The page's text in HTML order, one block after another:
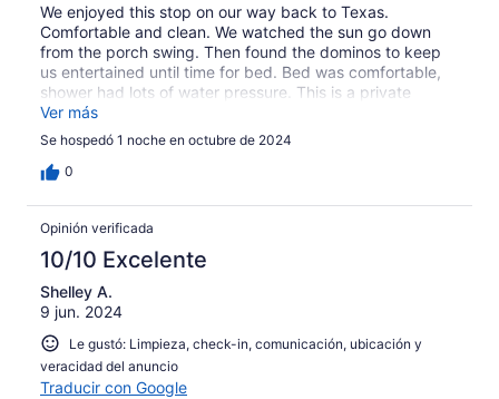
We enjoyed this stop on our way back to Texas.
Comfortable and clean. We watched the sun go down
from the porch swing. Then found the dominos to keep
us entertained until time for bed. Bed was comfortable,
shower had lots of water pressure. This is a private
option for people who aren’t in the mood for a hotel.
Ver más
Se hospedó 1 noche en octubre de 2024
0
Opinión verificada
10/10 Excelente
Shelley A.
9 jun. 2024
Le gustó: Limpieza, check-in, comunicación, ubicación y
veracidad del anuncio
Traducir con Google